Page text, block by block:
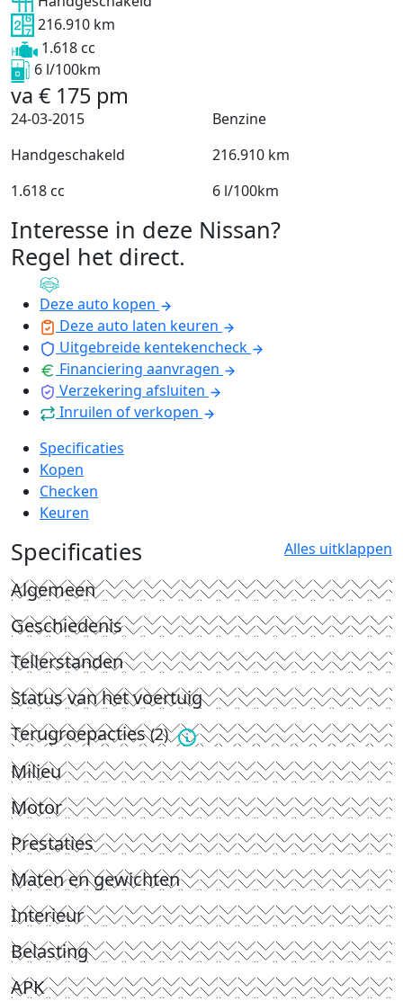
216.910 km
1.618 cc
6 l/100km
va € 175 pm
24-03-2015
Benzine
Handgeschakeld
216.910 km
1.618 cc
6 l/100km
Interesse in deze Nissan?
Regel het direct.
Deze auto kopen
Deze auto laten keuren
Uitgebreide kentekencheck
Financiering aanvragen
Verzekering afsluiten
Inruilen of verkopen
Specificaties
Kopen
Checken
Keuren
Specificaties Alles uitklappen
Algemeen
Geschiedenis
Tellerstanden
Status van het voertuig
Terugroepacties(2)
Milieu
Motor
Prestaties
Maten en gewichten
Interieur
Belasting
APK